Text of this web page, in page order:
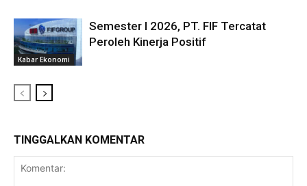
Kabar Ekonomi
Semester I 2026, PT. FIF Tercatat
Peroleh Kinerja Positif
TINGGALKAN KOMENTAR